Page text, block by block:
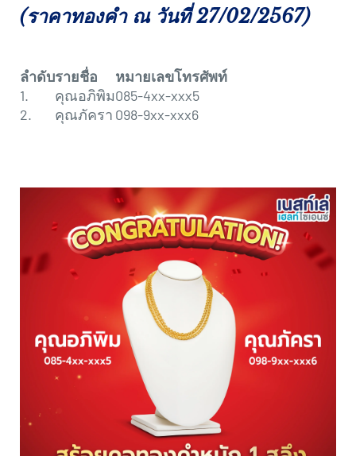
(ราคาทองคำ ณ วันที่ 27/02/2567)
ลำดับรายชื่อ
หมายเลขโทรศัพท์
1.
คุณอภิพิม085-4xx-xxx5
2.
คุณภัครา 098-9xx-xxx6